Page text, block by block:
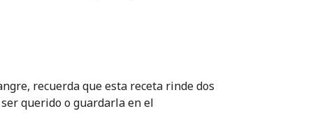
recuerda que esta receta rinde dos
querido o guardarla en el